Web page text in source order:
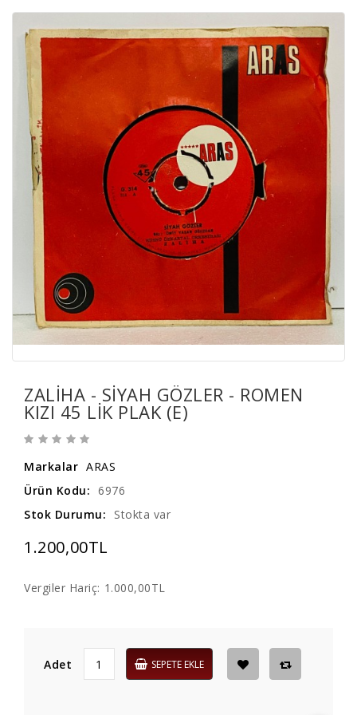
ZALIHA - SIYAH GÖZLER - ROMEN
KIZI 45 LIK PLAK (E)
Markalar ARAS
Ürün Kodu: 6976
Stok Durumu:
Stokta var
1.200,00TL
Vergiler Hariç: 1.000,00TL
Adet SEPETE EKLE